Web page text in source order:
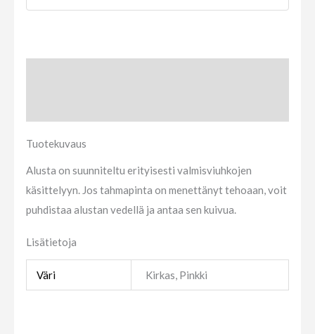
Tuotekuvaus
Alusta on suunniteltu erityisesti valmisviuhkojen
käsittelyyn. Jos tahmapinta on menettänyt tehoaan, voit
puhdistaa alustan vedellä ja antaa sen kuivua.
Lisätietoja
Väri Kirkas, Pinkki